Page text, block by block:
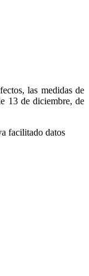
las medidas de
13 de diciembre, de
facilitado datos